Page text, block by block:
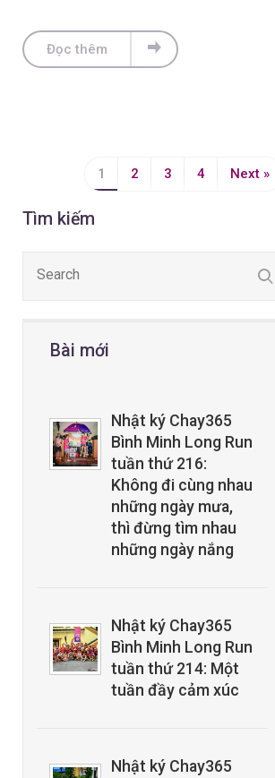
Đọc thêm
1 2 3 4 Next »
Tìm kiếm
Bài mới
Nhật ký Chay365
Bình Minh Long Run
tuần thứ 216:
Không đi cùng nhau
những ngày mưa,
thì đừng tìm nhau
những ngày nắng
Nhật ký Chay365
Bình Minh Long Run
tuần thứ 214: Một
tuần đầy cảm xúc
Nhật ký Chay365